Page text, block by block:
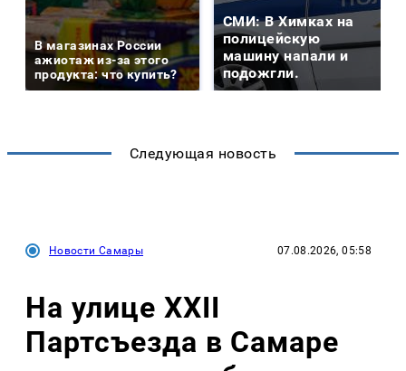
В магазинах России
ажиотаж из-за этого
продукта: что купить?
СМИ: В Химках на
полицейскую
машину напали и
подожгли.
Следующая новость
Новости Самары 07.08.2026, 05:58
На улице XXII
Партсъезда в Самаре